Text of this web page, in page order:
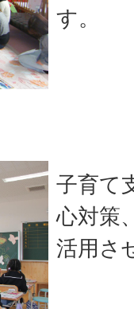
す。
子育て
心対策
活用さ